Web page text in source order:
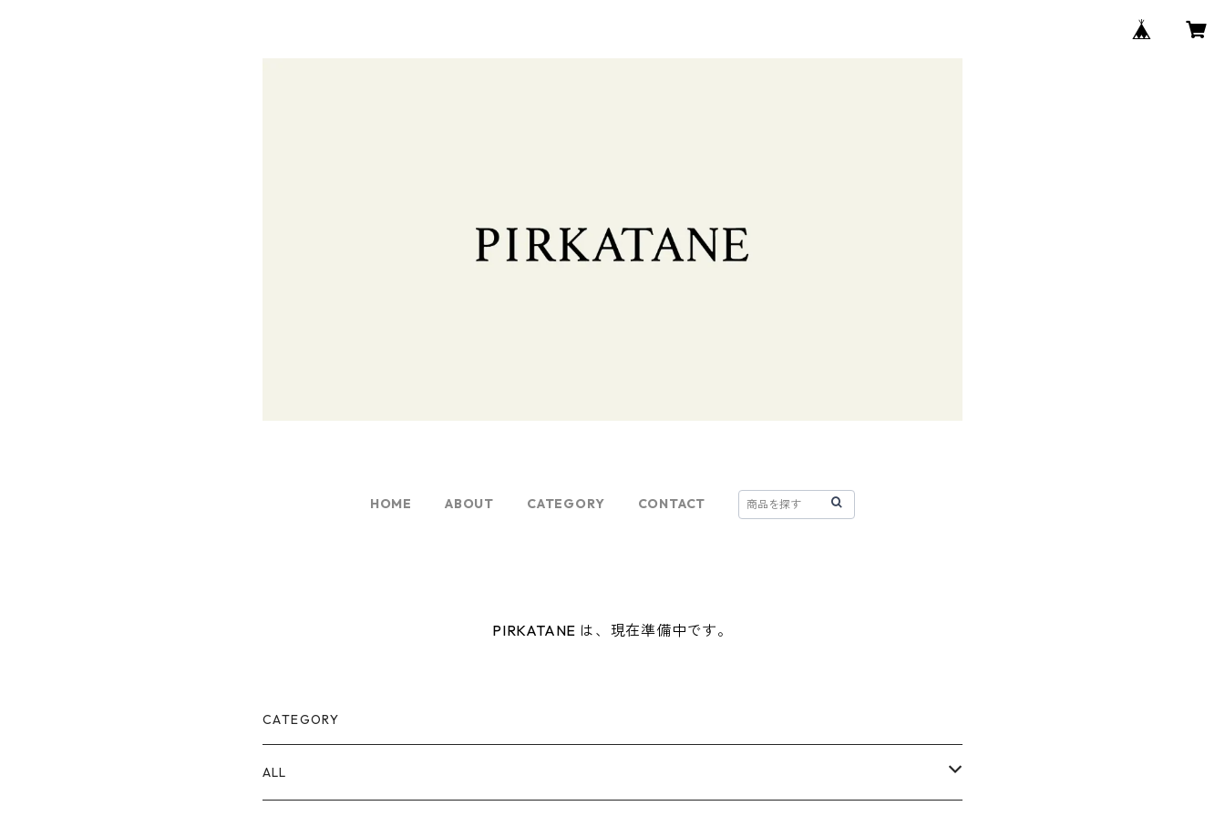
HOME ABOUT CATEGORY CONTACT
PIRKATANE は、現在準備中です。
CATEGORY
ALL